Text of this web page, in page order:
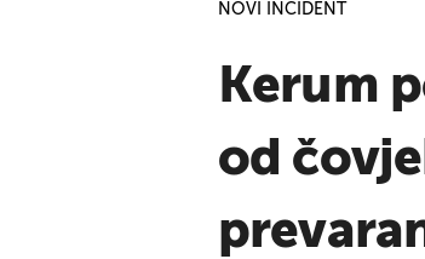
NOVI INCIDENT
Kerum
od